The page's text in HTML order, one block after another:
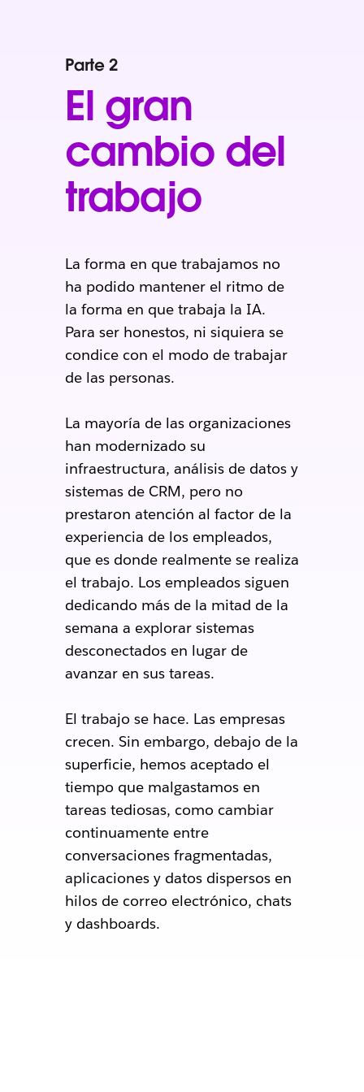
Parte 2
El gran
cambio del
trabajo
La forma en que trabajamos no
ha podido mantener el ritmo de
la forma en que trabaja la IA.
Para ser honestos, ni siquiera se
condice con el modo de trabajar
de las personas.
La mayoría de las organizaciones
han modernizado su
infraestructura, análisis de datos y
sistemas de CRM, pero no
prestaron atención al factor de la
experiencia de los empleados,
que es donde realmente se realiza
el trabajo. Los empleados siguen
dedicando más de la mitad de la
semana a explorar sistemas
desconectados en lugar de
avanzar en sus tareas.
El trabajo se hace. Las empresas
crecen. Sin embargo, debajo de la
superficie, hemos aceptado el
tiempo que malgastamos en
tareas tediosas, como cambiar
continuamente entre
conversaciones fragmentadas,
aplicaciones y datos dispersos en
hilos de correo electrónico, chats
y dashboards.